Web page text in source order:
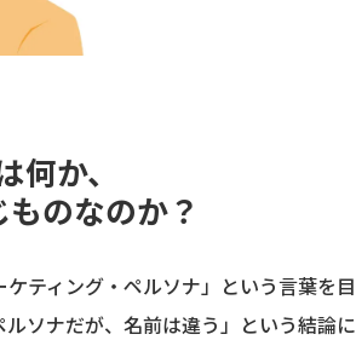
か、
のなのか？
ティング・ペルソナ」という言葉を目
ソナだが、名前は違う」という結論に